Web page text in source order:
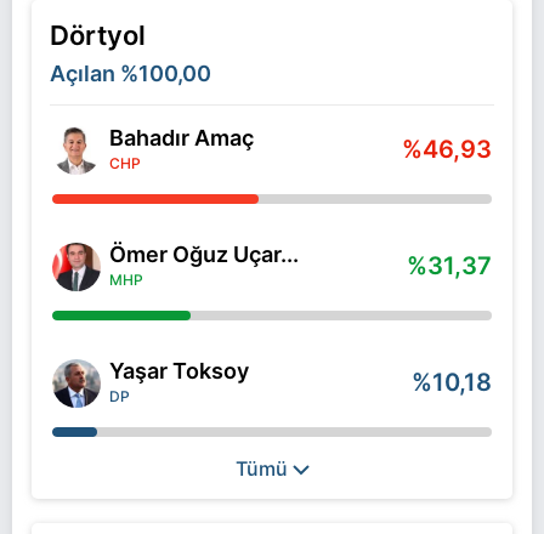
Dörtyol
Açılan %100,00
Bahadır Amaç
CHP %46,93
Ömer Oğuz Uçar...
MHP %31,37
Yaşar Toksoy
DP %10,18
Tümü